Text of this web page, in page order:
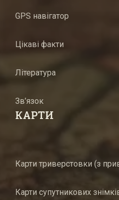
GPS навігатор
Цікаві факти
Література
Зв’язок
КАРТИ
Карти триверстовки (з
Карти супутникових